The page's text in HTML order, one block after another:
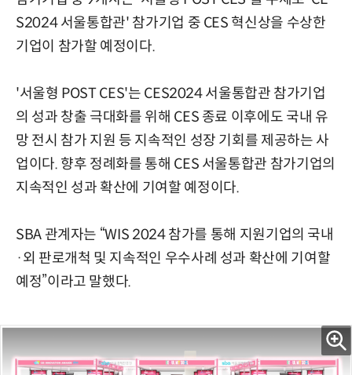
S2024 서울통합관' 참가기업 중 CES 혁신상을 수상한
기업이 참가할 예정이다.
'서울형 POST CES'는 CES2024 서울통합관 참가기업
의 성과 창출 극대화를 위해 CES 종료 이후에도 국내 유
망 전시 참가 지원 등 지속적인 성장 기회를 제공하는 사
업이다. 향후 정례화를 통해 CES 서울통합관 참가기업의
지속적인 성과 확산에 기여할 예정이다.
SBA 관계자는 “WIS 2024 참가를 통해 지원기업의 국내
·외 판로개척 및 지속적인 우수사례 성과 확산에 기여할
예정”이라고 말했다.